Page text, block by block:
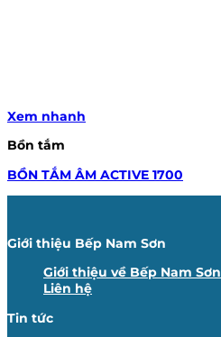
Xem nhanh
Bồn tắm
BỒN TẮM ÂM ACTIVE 1700
Giới thiệu Bếp Nam Sơn
Giới thiệu về Bếp Nam Sơn
Liên hệ
Tin tức